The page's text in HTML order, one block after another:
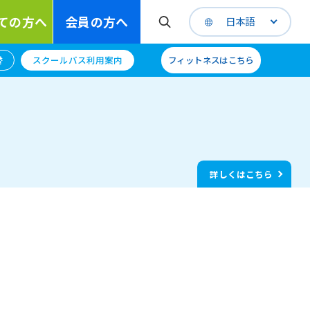
の方へ 会員の方へ 日本語
スクールバス利用案内 フィットネスはこちら
詳しくはこちら